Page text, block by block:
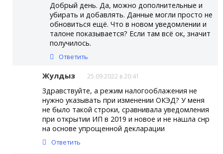
Добрый день. Да, можно дополнительные и
убирать и добавлять. Данные могли просто не
обновиться ещё. Что в новом уведомлении и
талоне показывается? Если там всё ок, значит
получилось.
Ответить
Жулдыз 25.09.2022 в 20:41
Здравствуйте, а режим налогооблажения не
нужно указывать при изменении ОКЭД? У меня
не было такой строки, сравнивала уведомления
при открытии ИП в 2019 и новое и не нашла снр
на основе упрощенной декларации
Ответить